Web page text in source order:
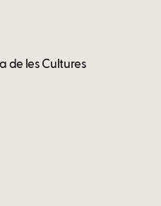
de les Cultures